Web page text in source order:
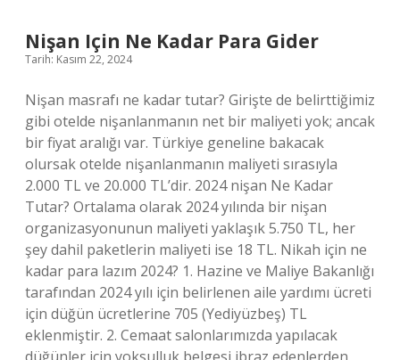
Nişan Için Ne Kadar Para Gider
Tarih: Kasım 22, 2024
Nişan masrafı ne kadar tutar? Girişte de belirttiğimiz
gibi otelde nişanlanmanın net bir maliyeti yok; ancak
bir fiyat aralığı var. Türkiye geneline bakacak
olursak otelde nişanlanmanın maliyeti sırasıyla
2.000 TL ve 20.000 TL’dir. 2024 nişan Ne Kadar
Tutar? Ortalama olarak 2024 yılında bir nişan
organizasyonunun maliyeti yaklaşık 5.750 TL, her
şey dahil paketlerin maliyeti ise 18 TL. Nikah için ne
kadar para lazım 2024? 1. Hazine ve Maliye Bakanlığı
tarafından 2024 yılı için belirlenen aile yardımı ücreti
için düğün ücretlerine 705 (Yediyüzbeş) TL
eklenmiştir. 2. Cemaat salonlarımızda yapılacak